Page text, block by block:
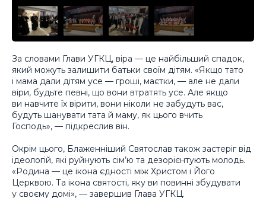
За словами Глави УГКЦ, віра — це найбільший спадок,
який можуть залишити батьки своїм дітям. «Якщо тато
і мама дали дітям усе — гроші, маєтки, — але не дали
віри, будьте певні, що вони втратять усе. Але якщо
ви навчите їх вірити, вони ніколи не забудуть вас,
будуть шанувати тата й маму, як цього вчить
Господь», — підкреслив він.
Окрім цього, Блаженніший Святослав також застеріг від
ідеологій, які руйнують сім’ю та дезорієнтують молодь.
«Родина — це ікона єдності між Христом і Його
Церквою. Та ікона святості, яку ви повинні збудувати
у своєму домі», — завершив Глава УГКЦ.